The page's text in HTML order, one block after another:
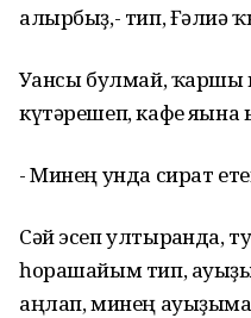
алырбыҙ,- тип, Ғәлиә
Уғансы булмай, ҡаршы
күтәрешеп, кафе яғына
- Минең унда сират
Сәй эсеп ултырғанда,
һорашайым тип,
аңлап, минең ауыҙыма